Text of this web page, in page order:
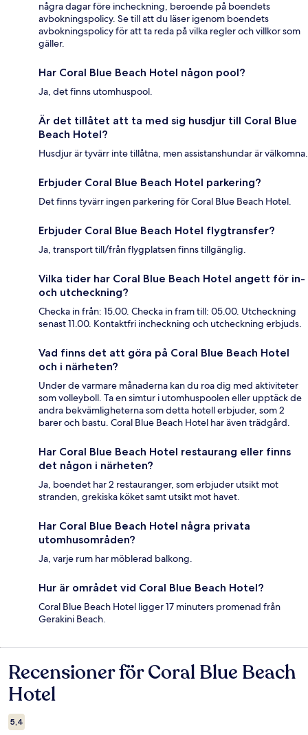
några dagar före incheckning, beroende på boendets
avbokningspolicy. Se till att du läser igenom boendets
avbokningspolicy för att ta reda på vilka regler och villkor som
gäller.
Har Coral Blue Beach Hotel någon pool?
Ja, det finns utomhuspool.
Är det tillåtet att ta med sig husdjur till Coral Blue
Beach Hotel?
Husdjur är tyvärr inte tillåtna, men assistanshundar är välkomna.
Erbjuder Coral Blue Beach Hotel parkering?
Det finns tyvärr ingen parkering för Coral Blue Beach Hotel.
Erbjuder Coral Blue Beach Hotel flygtransfer?
Ja, transport till/från flygplatsen finns tillgänglig.
Vilka tider har Coral Blue Beach Hotel angett för in-
och utcheckning?
Checka in från: 15.00. Checka in fram till: 05.00. Utcheckning
senast 11.00. Kontaktfri incheckning och utcheckning erbjuds.
Vad finns det att göra på Coral Blue Beach Hotel
och i närheten?
Under de varmare månaderna kan du roa dig med aktiviteter
som volleyboll. Ta en simtur i utomhuspoolen eller upptäck de
andra bekvämligheterna som detta hotell erbjuder, som 2
barer och bastu. Coral Blue Beach Hotel har även trädgård.
Har Coral Blue Beach Hotel restaurang eller finns
det någon i närheten?
Ja, boendet har 2 restauranger, som erbjuder utsikt mot
stranden, grekiska köket samt utsikt mot havet.
Har Coral Blue Beach Hotel några privata
utomhusområden?
Ja, varje rum har möblerad balkong.
Hur är området vid Coral Blue Beach Hotel?
Coral Blue Beach Hotel ligger 17 minuters promenad från
Gerakini Beach.
Recensioner
Recensioner för Coral Blue Beach
Hotel
5,4